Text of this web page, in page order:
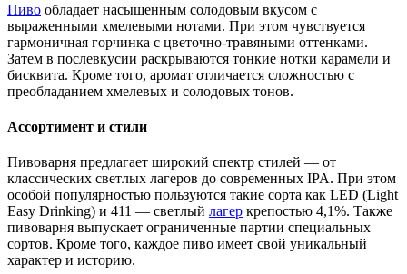
Пиво обладает насыщенным солодовым вкусом с
выраженными хмелевыми нотами. При этом чувствуется
гармоничная горчинка с цветочно-травяными оттенками.
Затем в послевкусии раскрываются тонкие нотки карамели и
бисквита. Кроме того, аромат отличается сложностью с
преобладанием хмелевых и солодовых тонов.
Ассортимент и стили
Пивоварня предлагает широкий спектр стилей — от
классических светлых лагеров до современных IPA. При этом
особой популярностью пользуются такие сорта как LED (Light
Easy Drinking) и 411 — светлый лагер крепостью 4,1%. Также
пивоварня выпускает ограниченные партии специальных
сортов. Кроме того, каждое пиво имеет свой уникальный
характер и историю.